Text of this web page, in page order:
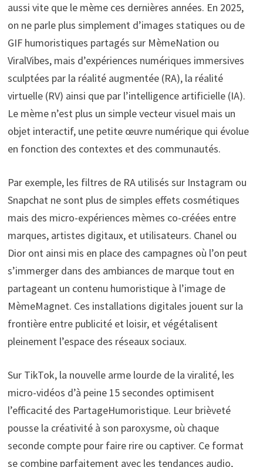
aussi vite que le mème ces dernières années. En 2025,
on ne parle plus simplement d’images statiques ou de
GIF humoristiques partagés sur MèmeNation ou
ViralVibes, mais d’expériences numériques immersives
sculptées par la réalité augmentée (RA), la réalité
virtuelle (RV) ainsi que par l’intelligence artificielle (IA).
Le mème n’est plus un simple vecteur visuel mais un
objet interactif, une petite œuvre numérique qui évolue
en fonction des contextes et des communautés.
Par exemple, les filtres de RA utilisés sur Instagram ou
Snapchat ne sont plus de simples effets cosmétiques
mais des micro-expériences mèmes co-créées entre
marques, artistes digitaux, et utilisateurs. Chanel ou
Dior ont ainsi mis en place des campagnes où l’on peut
s’immerger dans des ambiances de marque tout en
partageant un contenu humoristique à l’image de
MèmeMagnet. Ces installations digitales jouent sur la
frontière entre publicité et loisir, et végétalisent
pleinement l’espace des réseaux sociaux.
Sur TikTok, la nouvelle arme lourde de la viralité, les
micro-vidéos d’à peine 15 secondes optimisent
l’efficacité des PartageHumoristique. Leur brièveté
pousse la créativité à son paroxysme, où chaque
seconde compte pour faire rire ou captiver. Ce format
se combine parfaitement avec les tendances audio,